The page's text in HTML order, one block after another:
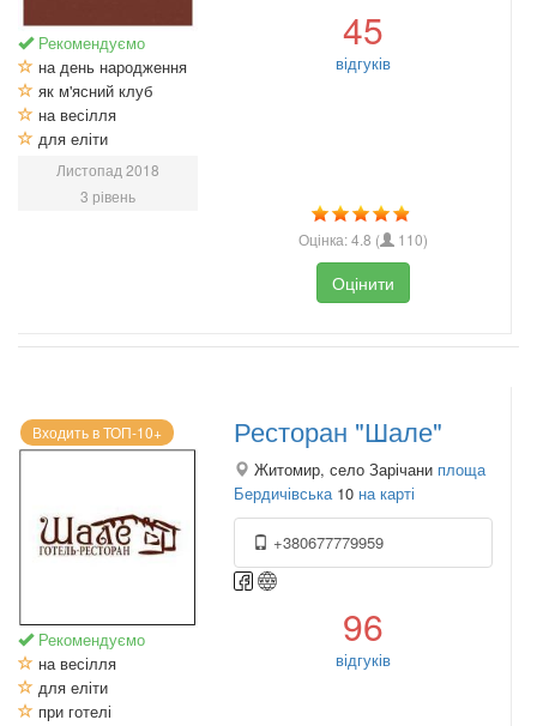
Рекомендуємо
на день народження
як м'ясний клуб
на весілля
для еліти
Листопад 2018
3 рівень
45
відгуків
Оцінка:4.8 ( 110)
Оцінити
Входить в ТОП-10+
Рекомендуємо
на весілля
для еліти
при готелі
Ресторан "Шале"
Житомир, село Зарічани площа
Бердичівська 10 на карті
+380677779959
96
відгуків